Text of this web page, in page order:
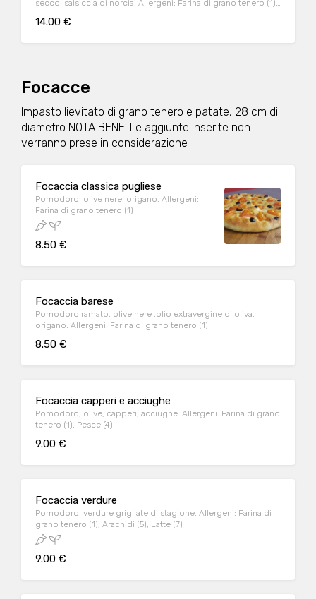
secco, salsiccia di norcia. Allergeni: Farina di grano tenero (1),
14.00 €
Focacce
Impasto lievitato di grano tenero e patate, 28 cm di
diametro NOTA BENE: Le aggiunte inserite non
verranno prese in considerazione
Focaccia classica pugliese
Pomodoro, olive nere, origano. Allergeni:
Farina di grano tenero (1)
8.50 €
Focaccia barese
Pomodoro ramato, olive nere ,olio extravergine di oliva,
origano. Allergeni: Farina di grano tenero (1)
8.50 €
Focaccia capperi e acciughe
Pomodoro, olive, capperi, acciughe. Allergeni: Farina di grano
tenero (1), Pesce (4)
9.00 €
Focaccia verdure
Pomodoro, verdure grigliate di stagione. Allergeni: Farina di
grano tenero (1), Arachidi (5), Latte (7)
9.00 €